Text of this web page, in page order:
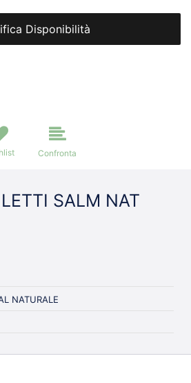
Disponibilità
Confronta
SALM NAT
NATURALE